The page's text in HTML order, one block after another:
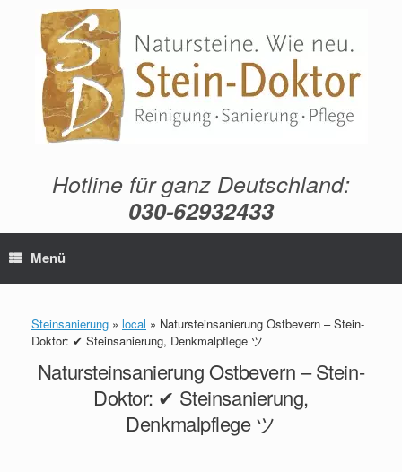
springen
Hotline für ganz Deutschland:
030-62932433
Menü
Steinsanierung » local » Natursteinsanierung Ostbevern – Stein-
Doktor: ✔ Steinsanierung, Denkmalpflege ツ
Natursteinsanierung Ostbevern – Stein-
Doktor: ✔ Steinsanierung,
Denkmalpflege ツ